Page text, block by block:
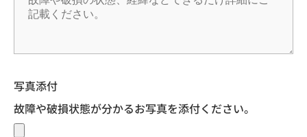
写真添付
故障や破損状態が分かるお写真を添付ください。